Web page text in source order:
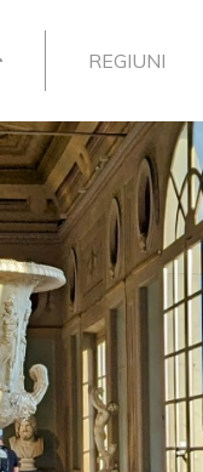
REGIUNI